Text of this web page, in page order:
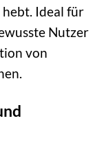
Ideal für
Nutzer
von